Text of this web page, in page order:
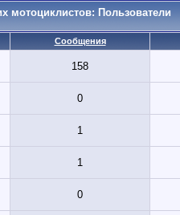
мотоциклистов: Пользователи
Сообщения
158
0
1
1
0